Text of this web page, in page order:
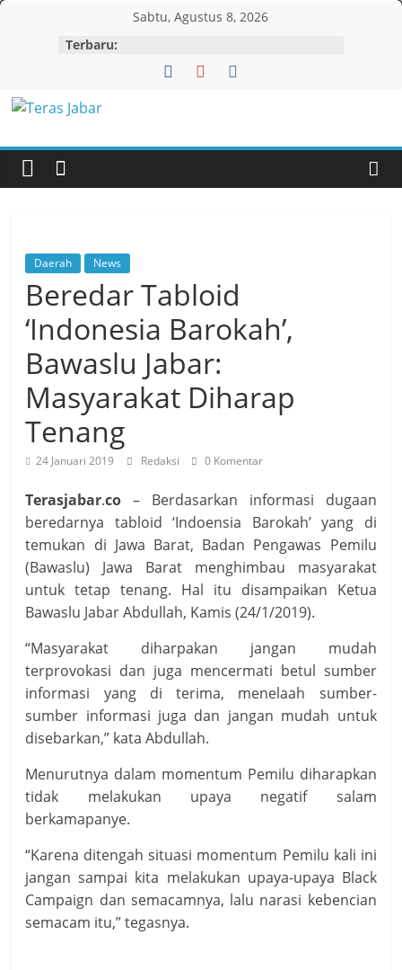
Skip
Sabtu, Agustus 8, 2026
Terbaru:
Teras
Jabar
Daerah News
Beredar Tabloid
‘Indonesia Barokah’,
Bawaslu Jabar:
Masyarakat Diharap
Tenang
24 Januari 2019 Redaksi 0 Komentar
Terasjabar.co – Berdasarkan informasi dugaan
beredarnya tabloid ‘Indoensia Barokah’ yang di
temukan di Jawa Barat, Badan Pengawas Pemilu
(Bawaslu) Jawa Barat menghimbau masyarakat
untuk tetap tenang. Hal itu disampaikan Ketua
Bawaslu Jabar Abdullah, Kamis (24/1/2019).
“Masyarakat diharpakan jangan mudah
terprovokasi dan juga mencermati betul sumber
informasi yang di terima, menelaah sumber-
sumber informasi juga dan jangan mudah untuk
disebarkan,” kata Abdullah.
Menurutnya dalam momentum Pemilu diharapkan
tidak melakukan upaya negatif salam
berkamapanye.
“Karena ditengah situasi momentum Pemilu kali ini
jangan sampai kita melakukan upaya-upaya Black
Campaign dan semacamnya, lalu narasi kebencian
semacam itu,” tegasnya.